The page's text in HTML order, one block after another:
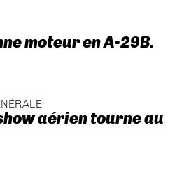
moteur en A-29B.
aérien tourne au